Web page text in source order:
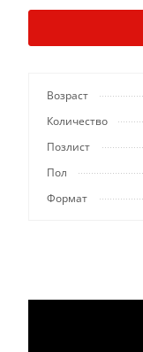
Возраст
Количество
Позлист
Пол
Формат